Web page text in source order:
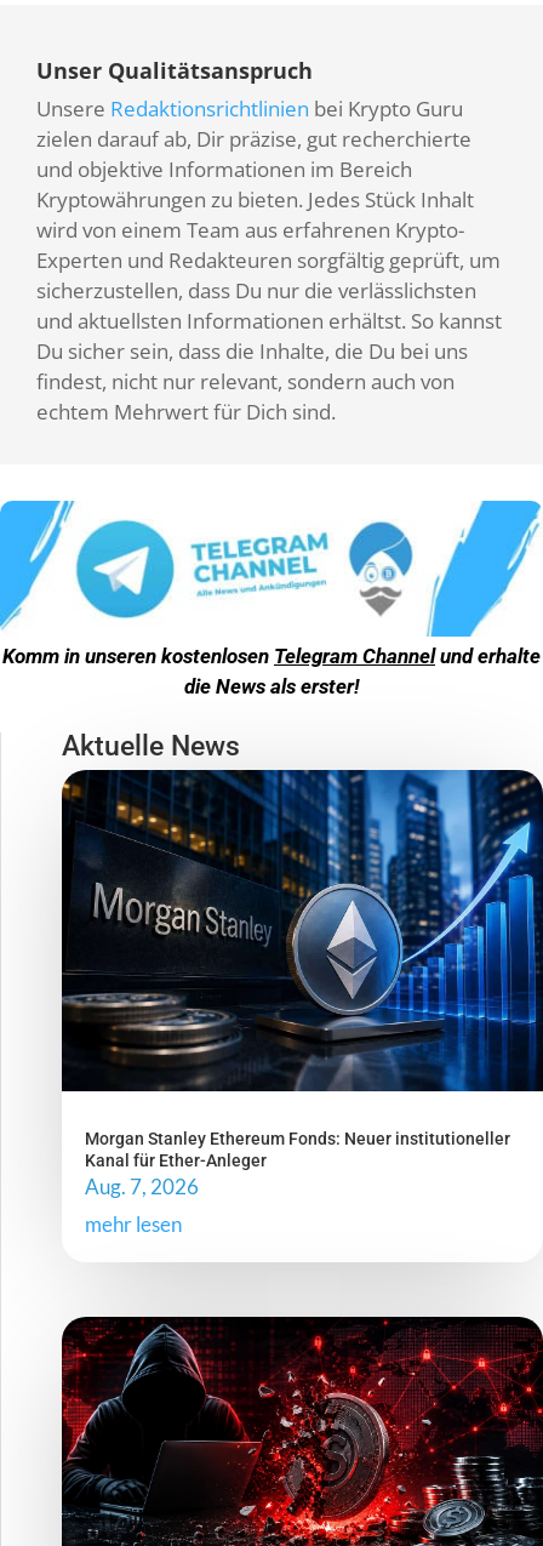
Unser Qualitätsanspruch
Unsere Redaktionsrichtlinien bei Krypto Guru
zielen darauf ab, Dir präzise, gut recherchierte
und objektive Informationen im Bereich
Kryptowährungen zu bieten. Jedes Stück Inhalt
wird von einem Team aus erfahrenen Krypto-
Experten und Redakteuren sorgfältig geprüft, um
sicherzustellen, dass Du nur die verlässlichsten
und aktuellsten Informationen erhältst. So kannst
Du sicher sein, dass die Inhalte, die Du bei uns
findest, nicht nur relevant, sondern auch von
echtem Mehrwert für Dich sind.
Komm in unseren kostenlosen Telegram Channelund erhalte
die News als erster!
Aktuelle News
Morgan Stanley Ethereum Fonds: Neuer institutioneller
Kanal für Ether-Anleger
Aug. 7, 2026
mehr lesen